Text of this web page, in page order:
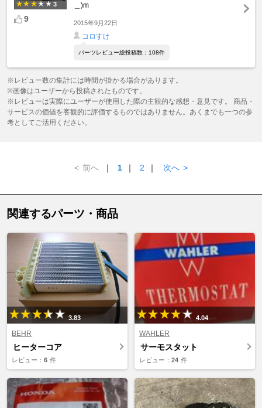
3
9
＿)m
2015年9月22日
コロすけ
パーツレビュー総投稿数：108件
※レビュー数の集計には時間が掛かる場合があります。
※画像はユーザーから投稿されたものです。
※レビューは実際にユーザーが使用した際の主観的な感想・意見です。 商品・
サービスの価値を客観的に評価するものではありません。あくまでも一つの参
考としてご活用ください。
< 前へ ｜ 1 ｜ 2 ｜ 次へ >
関連するパーツ・商品
3.83
BEHR
ヒーターコア
レビュー： 6 件
4.04
WAHLER
サーモスタット
レビュー： 24 件